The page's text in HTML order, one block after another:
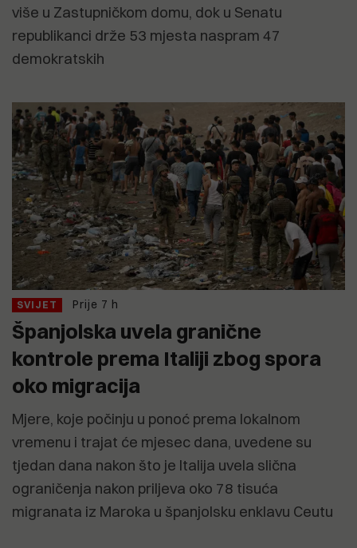
više u Zastupničkom domu, dok u Senatu
republikanci drže 53 mjesta naspram 47
demokratskih
SVIJET Prije 7 h
Španjolska uvela granične
kontrole prema Italiji zbog spora
oko migracija
Mjere, koje počinju u ponoć prema lokalnom
vremenu i trajat će mjesec dana, uvedene su
tjedan dana nakon što je Italija uvela slična
ograničenja nakon priljeva oko 78 tisuća
migranata iz Maroka u španjolsku enklavu Ceutu